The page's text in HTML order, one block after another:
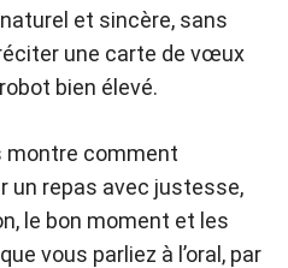
et sincère, sans
une carte de vœux
bien élevé.
montre comment
un repas avec justesse,
le bon moment et les
vous parliez à l’oral, par